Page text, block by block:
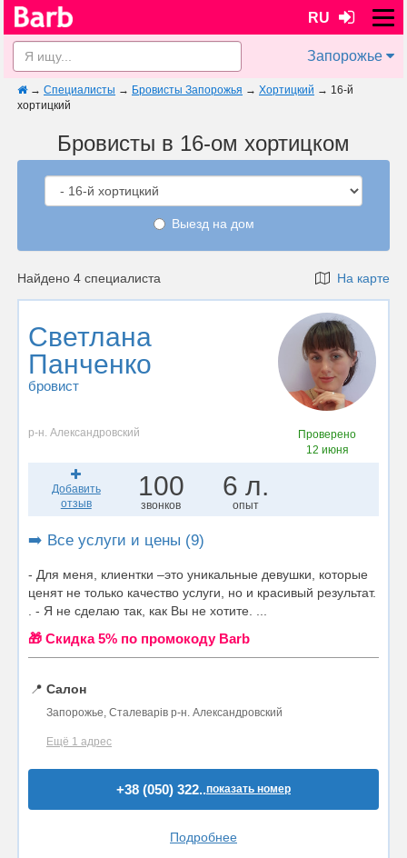
RU
Запорожье
→ Специалисты → Бровисты Запорожья → Хортицкий → 16-й
хортицкий
Бровисты в 16-ом хортицком
Выезд на дом
Найдено 4 специалиста На карте
Светлана
Панченко
бровист
р-н. Александровский
Проверено
12 июня
Добавить
отзыв
100
звонков
6 л.
опыт
➡️ Все услуги и цены (9)
- Для меня, клиентки –это уникальные девушки, которые
ценят не только качество услуги, но и красивый результат.
. - Я не сделаю так, как Вы не хотите. ...
🎁 Cкидка 5% по промокоду Barb
📍 Салон
Запорожье, Сталеварів р-н. Александровский
Ещё 1 адрес
+38 (050) 322..показать номер
Подробнее